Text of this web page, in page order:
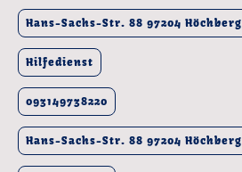
Hans-Sachs-Str. 88 97204 Höchberg
Hilfedienst
093149738220
Hans-Sachs-Str. 88 97204 Höchberg